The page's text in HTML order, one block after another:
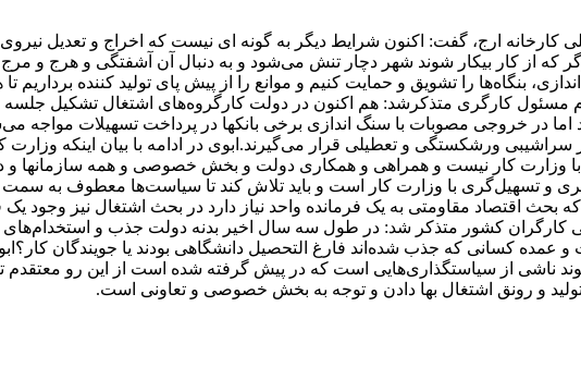
کارخانه ارج، گفت: اکنون شرایط دیگر به گونه ای نیست که اخراج و تعدیل نیروی
که از کار بیکار شوند شهر دچار تنش می‌شود و به دنبال آن آشفتگی و هرج و مرج
بنگاه‌ها را تشویق و حمایت کنیم و موانع را از پیش پای تولید کننده برداریم
مسئول کارگری متذکرشد: هم اکنون در دولت کارگروه‌های اشتغال تشکیل
در خروجی مصوبات با سنگ اندازی برخی بانکها در پرداخت تسهیلات مواجه
ورشکستگی و تعطیلی قرار می‌گیرند.ابوی در ادامه با بیان اینکه وزارت
وزارت کار نیست و همراهی و همکاری دولت و بخش خصوصی و همه سازمانها و
و تسهیل‌گری با وزارت کار است و باید تلاش کند تا سیاست‌ها معطوف به سمت
بحث اقتصاد مقاومتی به یک فرمانده واحد نیاز دارد در بحث اشتغال نیز وجود یک
کارگران کشور متذکر شد: در طول سه سال اخیر بدنه دولت جذب و استخدام‌های
کسانی که جذب شده‌اند فارغ التحصیل دانشگاهی بودند یا جویندگان
ناشی از سیاستگذاری‌هایی است که در پیش گرفته شده است از این رو معتقدم
و رونق اشتغال بها دادن و توجه به بخش خصوصی و تعاونی است.